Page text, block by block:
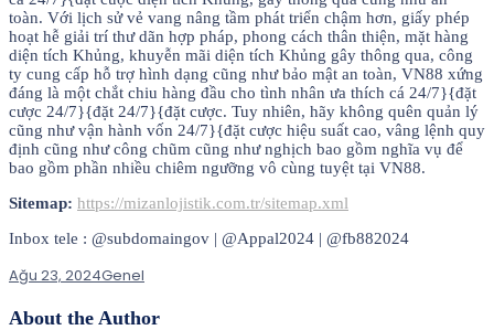
toàn. Với lịch sử vẻ vang nâng tầm phát triển chậm hơn, giấy phép
hoạt hễ giải trí thư dãn hợp pháp, phong cách thân thiện, mặt hàng
diện tích Khủng, khuyễn mãi diện tích Khủng gây thông qua, công
ty cung cấp hỗ trợ hình dạng cũng như bảo mật an toàn, VN88 xứng
đáng là một chắt chiu hàng đầu cho tình nhân ưa thích cá 24/7}{đặt
cược 24/7}{đặt 24/7}{đặt cược. Tuy nhiên, hãy không quên quản lý
cũng như vận hành vốn 24/7}{đặt cược hiệu suất cao, vâng lệnh quy
định cũng như công chũm cũng như nghịch bao gồm nghĩa vụ để
bao gồm phần nhiều chiêm ngưỡng vô cùng tuyệt tại VN88.
Sitemap: https://mizanlojistik.com.tr/sitemap.xml
Inbox tele : @subdomaingov | @Appal2024 | @fb882024
Ağu 23, 2024Genel
About the Author